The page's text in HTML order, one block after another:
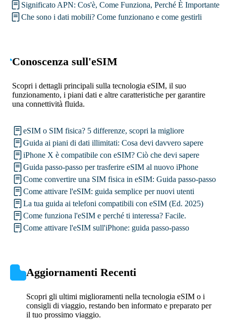
Significato APN: Cos'è, Come Funziona, Perché È Importante
Che sono i dati mobili? Come funzionano e come gestirli
Conoscenza sull'eSIM
Scopri i dettagli principali sulla tecnologia eSIM, il suo
funzionamento, i piani dati e altre caratteristiche per garantire
una connettività fluida.
eSIM o SIM fisica? 5 differenze, scopri la migliore
Guida ai piani di dati illimitati: Cosa devi davvero sapere
iPhone X è compatibile con eSIM? Ciò che devi sapere
Guida passo-passo per trasferire eSIM al nuovo iPhone
Come convertire una SIM fisica in eSIM: Guida passo-passo
Come attivare l'eSIM: guida semplice per nuovi utenti
La tua guida ai telefoni compatibili con eSIM (Ed. 2025)
Come funziona l'eSIM e perché ti interessa? Facile.
Come attivare l'eSIM sull'iPhone: guida passo-passo
Aggiornamenti Recenti
Scopri gli ultimi miglioramenti nella tecnologia eSIM o i
consigli di viaggio, restando ben informato e preparato per
il tuo prossimo viaggio.